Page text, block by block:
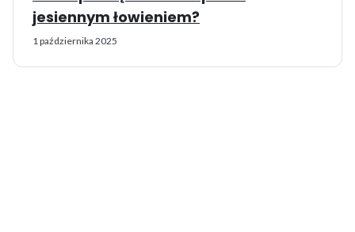
jesiennym łowieniem?
1 października 2025